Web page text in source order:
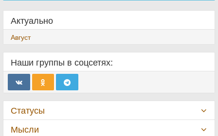
Актуально
Август
Наши группы в соцсетях:
Статусы
Мысли